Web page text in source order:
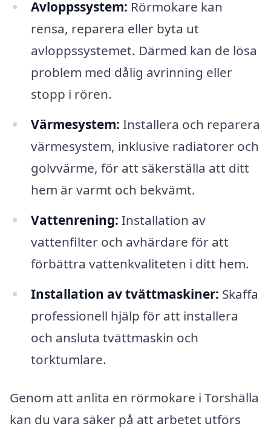
Avloppssystem: Rörmokare kan
rensa, reparera eller byta ut
avloppssystemet. Därmed kan de lösa
problem med dålig avrinning eller
stopp i rören.
Värmesystem: Installera och reparera
värmesystem, inklusive radiatorer och
golvvärme, för att säkerställa att ditt
hem är varmt och bekvämt.
Vattenrening: Installation av
vattenfilter och avhärdare för att
förbättra vattenkvaliteten i ditt hem.
Installation av tvättmaskiner: Skaffa
professionell hjälp för att installera
och ansluta tvättmaskin och
torktumlare.
Genom att anlita en rörmokare i Torshälla
kan du vara säker på att arbetet utförs